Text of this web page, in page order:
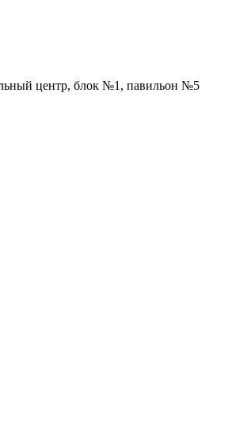
центр, блок №1, павильон №5